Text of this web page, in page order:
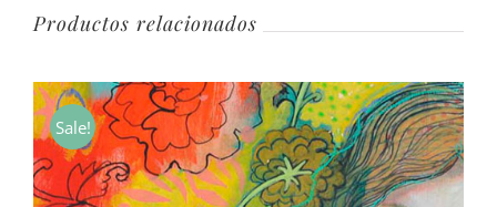
Productos relacionados
Sale!